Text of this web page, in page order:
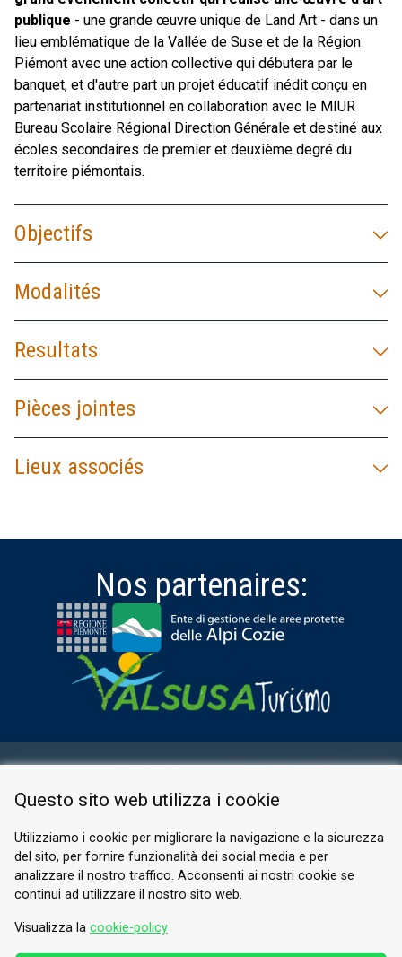
publique - une grande œuvre unique de Land Art - dans un
lieu emblématique de la Vallée de Suse et de la Région
Piémont avec une action collective qui débutera par le
banquet, et d'autre part un projet éducatif inédit conçu en
partenariat institutionnel en collaboration avec le MIUR
Bureau Scolaire Régional Direction Générale et destiné aux
écoles secondaires de premier et deuxième degré du
territoire piémontais.
Objectifs
Modalités
Resultats
Pièces jointes
Lieux associés
Nos partenaires:
PRIVACY POLICY
© 2026 Valle di Susa
Tesori di Arte e Cultura Alpina
Tel.
E-mail.info@vallesusa-tesori.it
Questo sito web utilizza i cookie
Utilizziamo i cookie per migliorare la navigazione e la sicurezza
del sito, per fornire funzionalità dei social media e per
analizzare il nostro traffico. Acconsenti ai nostri cookie se
continui ad utilizzare il nostro sito web.
Visualizza la cookie-policy